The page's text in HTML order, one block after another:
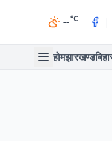
--°C |
होमझारखण्ड